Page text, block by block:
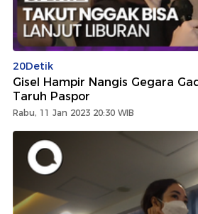
20Detik
Gisel Hampir Nangis Gegara
Taruh Paspor
Rabu, 11 Jan 2023 20:30 WIB